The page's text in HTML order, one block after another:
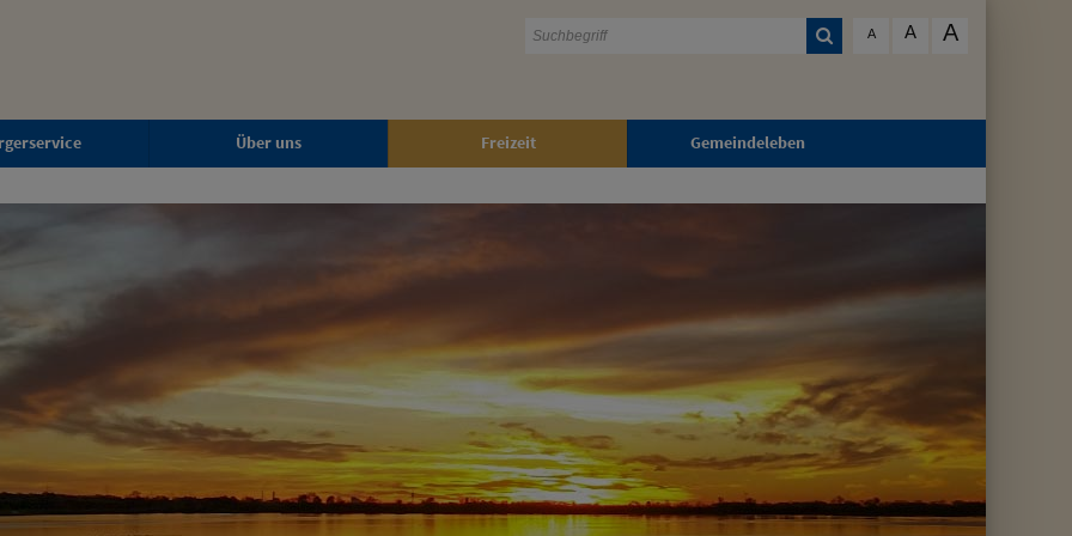
A A A
Über uns Freizeit Gemeindeleben